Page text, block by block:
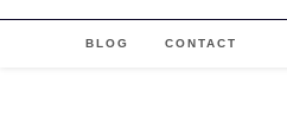
BLOG CONTACT